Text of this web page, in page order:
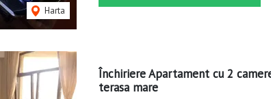
Harta
Închiriere Apartament cu 2
terasa mare